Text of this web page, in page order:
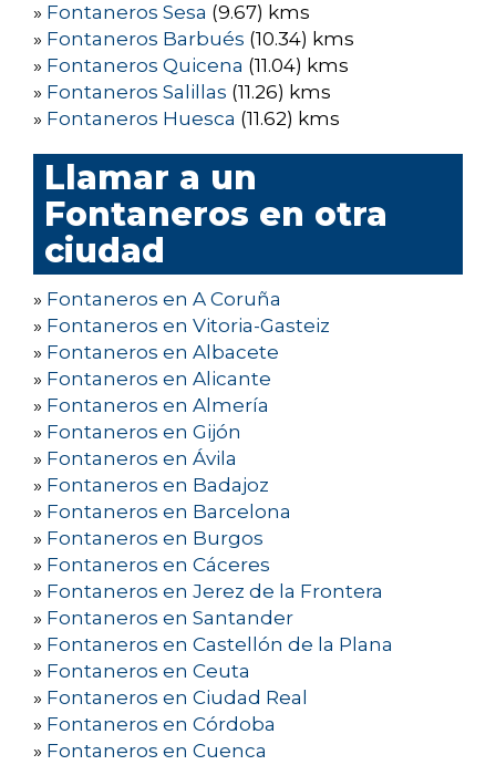
» Fontaneros Sesa (9.67) kms
» Fontaneros Barbués (10.34) kms
» Fontaneros Quicena (11.04) kms
» Fontaneros Salillas (11.26) kms
» Fontaneros Huesca (11.62) kms
Llamar a un
Fontaneros en otra
ciudad
» Fontaneros en A Coruña
» Fontaneros en Vitoria-Gasteiz
» Fontaneros en Albacete
» Fontaneros en Alicante
» Fontaneros en Almería
» Fontaneros en Gijón
» Fontaneros en Ávila
» Fontaneros en Badajoz
» Fontaneros en Barcelona
» Fontaneros en Burgos
» Fontaneros en Cáceres
» Fontaneros en Jerez de la Frontera
» Fontaneros en Santander
» Fontaneros en Castellón de la Plana
» Fontaneros en Ceuta
» Fontaneros en Ciudad Real
» Fontaneros en Córdoba
» Fontaneros en Cuenca